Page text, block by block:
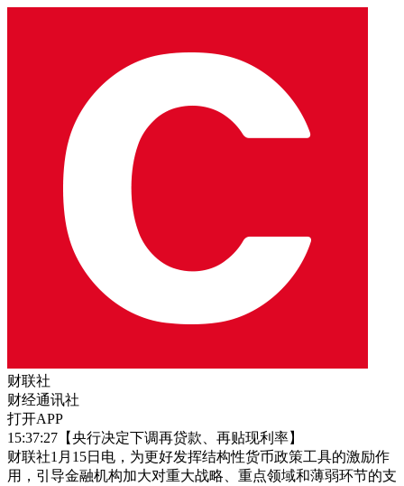
财联社
财经通讯社
打开APP
15:37:27【央行决定下调再贷款、再贴现利率】
财联社1月15日电，为更好发挥结构性货币政策工具的激励作
用，引导金融机构加大对重大战略、重点领域和薄弱环节的支